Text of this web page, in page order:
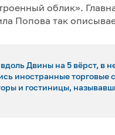
облик».
Попова так
Двины на 5 вёрст, в
иностранные торговые
и гостиницы,